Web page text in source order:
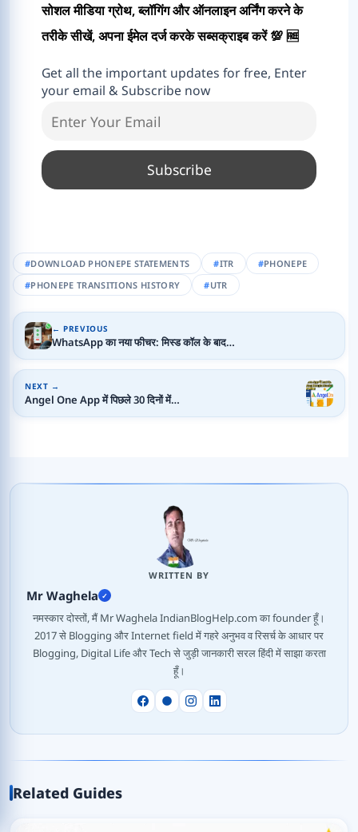
सोशल मीडिया ग्रोथ, ब्लॉगिंग और ऑनलाइन अर्निंग करने के
तरीके सीखें, अपना ईमेल दर्ज करके सब्सक्राइब करें 💯 🆓
Get all the important updates for free, Enter
your email & Subscribe now
DOWNLOAD PHONEPE STATEMENTS ITR
PHONEPE
PHONEPE TRANSITIONS HISTORY
UTR
← PREVIOUS
WhatsApp का नया फीचर: मिस्ड कॉल के बाद…
NEXT →
Angel One App में पिछले 30 दिनों में…
WRITTEN BY
Mr Waghela ✓
नमस्कार दोस्तों, मैं Mr Waghela IndianBlogHelp.com का founder हूँ।
2017 से Blogging और Internet field में गहरे अनुभव व रिसर्च के आधार पर
Blogging, Digital Life और Tech से जुड़ी जानकारी सरल हिंदी में साझा करता
हूँ।
Related Guides